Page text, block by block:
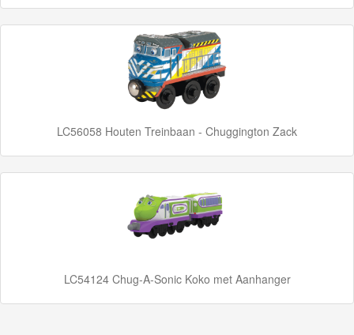
autos
Little
Dutch
LC56058 Houten Treinbaan - Chuggington Zack
LC54124 Chug-A-Sonic Koko met Aanhanger